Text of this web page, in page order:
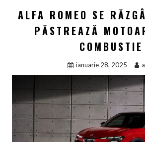
ALFA ROMEO SE
PĂSTREAZĂ
COMBUSTIE
ianuarie 28, 2025